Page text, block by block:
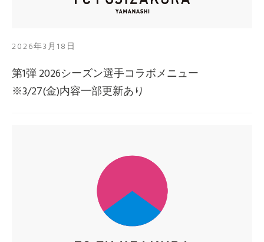
2026年3月18日
第1弾 2026シーズン選手コラボメニュー
※3/27(金)内容一部更新あり